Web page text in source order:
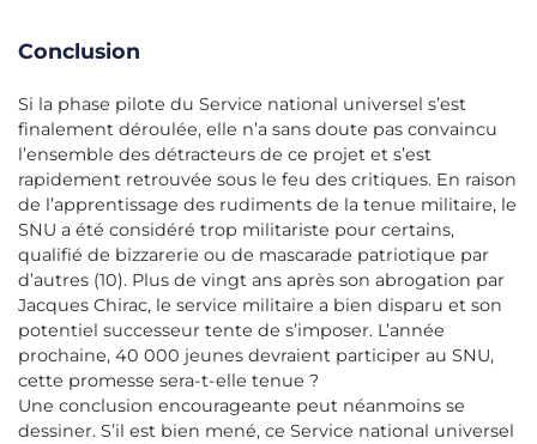
Conclusion
Si la phase pilote du Service national universel s’est
finalement déroulée, elle n’a sans doute pas convaincu
l’ensemble des détracteurs de ce projet et s’est
rapidement retrouvée sous le feu des critiques. En raison
de l’apprentissage des rudiments de la tenue militaire, le
SNU a été considéré trop militariste pour certains,
qualifié de bizzarerie ou de mascarade patriotique par
d’autres (10). Plus de vingt ans après son abrogation par
Jacques Chirac, le service militaire a bien disparu et son
potentiel successeur tente de s’imposer. L’année
prochaine, 40 000 jeunes devraient participer au SNU,
cette promesse sera-t-elle tenue ?
Une conclusion encourageante peut néanmoins se
dessiner. S’il est bien mené, ce Service national universel